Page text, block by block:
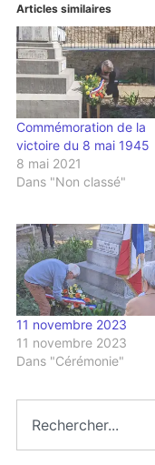
Articles similaires
Commémoration de la
victoire du 8 mai 1945
8 mai 2021
Dans "Non classé"
11 novembre 2023
11 novembre 2023
Dans "Cérémonie"